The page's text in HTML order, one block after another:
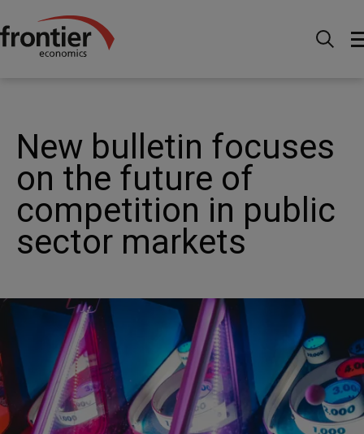
Menu Actualités et perspectives
New bulletin focuses on the future of competition in public
New bulletin focuses
on the future of
competition in public
sector markets